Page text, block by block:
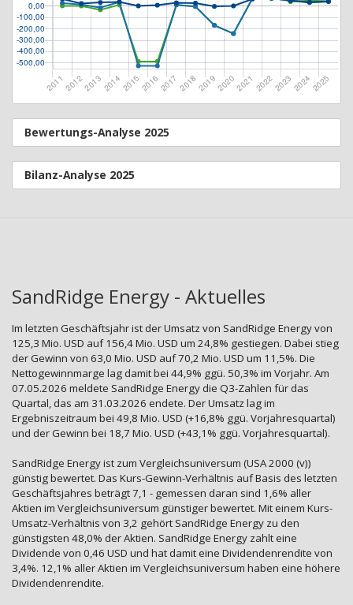
Bewertungs-Analyse 2025
Bilanz-Analyse 2025
SandRidge Energy - Aktuelles
Im letzten Geschäftsjahr ist der Umsatz von SandRidge Energy von
125,3 Mio. USD auf 156,4 Mio. USD um 24,8% gestiegen. Dabei stieg
der Gewinn von 63,0 Mio. USD auf 70,2 Mio. USD um 11,5%. Die
Nettogewinnmarge lag damit bei 44,9% ggü. 50,3% im Vorjahr. Am
07.05.2026 meldete SandRidge Energy die Q3-Zahlen für das
Quartal, das am 31.03.2026 endete. Der Umsatz lag im
Ergebniszeitraum bei 49,8 Mio. USD (+16,8% ggü. Vorjahresquartal)
und der Gewinn bei 18,7 Mio. USD (+43,1% ggü. Vorjahresquartal).
SandRidge Energy ist zum Vergleichsuniversum (USA 2000 (v))
günstig bewertet. Das Kurs-Gewinn-Verhältnis auf Basis des letzten
Geschäftsjahres beträgt 7,1 - gemessen daran sind 1,6% aller
Aktien im Vergleichsuniversum günstiger bewertet. Mit einem Kurs-
Umsatz-Verhältnis von 3,2 gehört SandRidge Energy zu den
günstigsten 48,0% der Aktien. SandRidge Energy zahlt eine
Dividende von 0,46 USD und hat damit eine Dividendenrendite von
3,4%. 12,1% aller Aktien im Vergleichsuniversum haben eine höhere
Dividendenrendite.